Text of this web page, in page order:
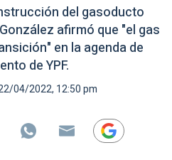
del gasoducto
afirmó que "el gas
en la agenda de
de YPF.
04/2022, 12:50 pm